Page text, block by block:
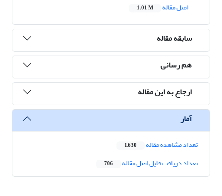
اصل مقاله
1.01 M
سابقه مقاله
هم رسانی
ارجاع به این مقاله
آمار
تعداد مشاهده مقاله 1,630
تعداد دریافت فایل اصل مقاله 706